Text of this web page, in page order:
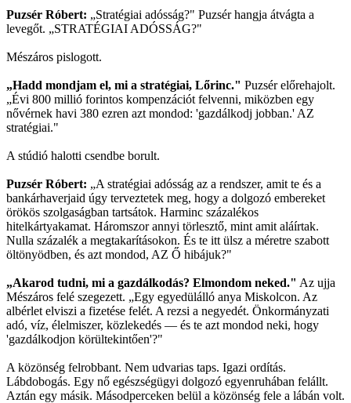
Puzsér Róbert: „Stratégiai adósság?" Puzsér hangja átvágta a
levegőt. „STRATÉGIAI ADÓSSÁG?"
Mészáros pislogott.
„Hadd mondjam el, mi a stratégiai, Lőrinc." Puzsér előrehajolt.
„Évi 800 millió forintos kompenzációt felvenni, miközben egy
nővérnek havi 380 ezren azt mondod: 'gazdálkodj jobban.' AZ
stratégiai."
A stúdió halotti csendbe borult.
Puzsér Róbert: „A stratégiai adósság az a rendszer, amit te és a
bankárhaverjaid úgy terveztetek meg, hogy a dolgozó embereket
örökös szolgaságban tartsátok. Harminc százalékos
hitelkártyakamat. Háromszor annyi törlesztő, mint amit aláírtak.
Nulla százalék a megtakarításokon. És te itt ülsz a méretre szabott
öltönyödben, és azt mondod, AZ Ő hibájuk?"
„Akarod tudni, mi a gazdálkodás? Elmondom neked." Az ujja
Mészáros felé szegezett. „Egy egyedülálló anya Miskolcon. Az
albérlet elviszi a fizetése felét. A rezsi a negyedét. Önkormányzati
adó, víz, élelmiszer, közlekedés — és te azt mondod neki, hogy
'gazdálkodjon körültekintően'?"
A közönség felrobbant. Nem udvarias taps. Igazi ordítás.
Lábdobogás. Egy nő egészségügyi dolgozó egyenruhában felállt.
Aztán egy másik. Másodperceken belül a közönség fele a lábán volt.